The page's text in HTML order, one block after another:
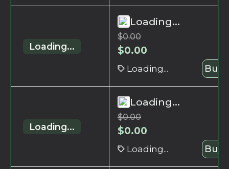
Loading...
Loading...
$0.00
$0.00
Loading... Buy
Loading...
Loading...
$0.00
$0.00
Loading... Buy